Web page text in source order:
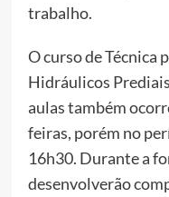
trabalho.
O curso de Técnica
Hidráulicos
aulas também
feiras, porém no
16h30. Durante a
desenvolverão